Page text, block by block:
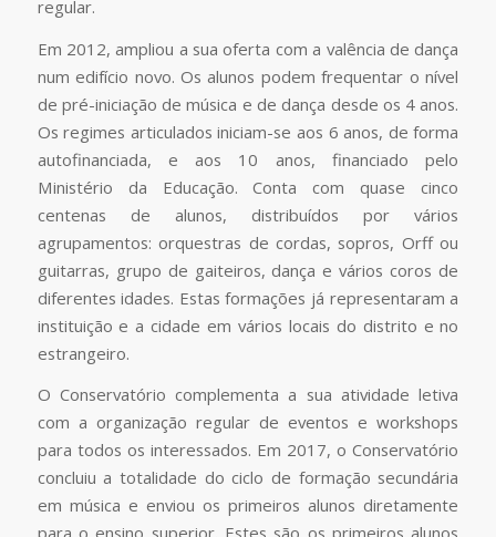
regular.
Em 2012, ampliou a sua oferta com a valência de dança
num edifício novo. Os alunos podem frequentar o nível
de pré-iniciação de música e de dança desde os 4 anos.
Os regimes articulados iniciam-se aos 6 anos, de forma
autofinanciada, e aos 10 anos, financiado pelo
Ministério da Educação. Conta com quase cinco
centenas de alunos, distribuídos por vários
agrupamentos: orquestras de cordas, sopros, Orff ou
guitarras, grupo de gaiteiros, dança e vários coros de
diferentes idades. Estas formações já representaram a
instituição e a cidade em vários locais do distrito e no
estrangeiro.
O Conservatório complementa a sua atividade letiva
com a organização regular de eventos e workshops
para todos os interessados. Em 2017, o Conservatório
concluiu a totalidade do ciclo de formação secundária
em música e enviou os primeiros alunos diretamente